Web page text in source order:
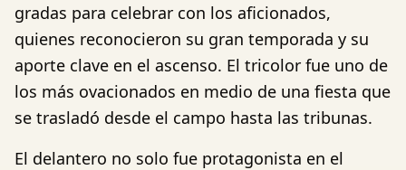
gradas para celebrar con los aficionados,
quienes reconocieron su gran temporada y su
aporte clave en el ascenso. El tricolor fue uno de
los más ovacionados en medio de una fiesta que
se trasladó desde el campo hasta las tribunas.
El delantero no solo fue protagonista en el